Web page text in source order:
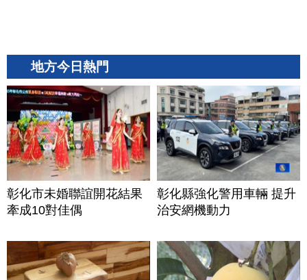
地方今日熱門
彰化市未婚聯誼開花結果
牽成10對佳偶
彰化縣強化警用車輛 提升
治安網機動力